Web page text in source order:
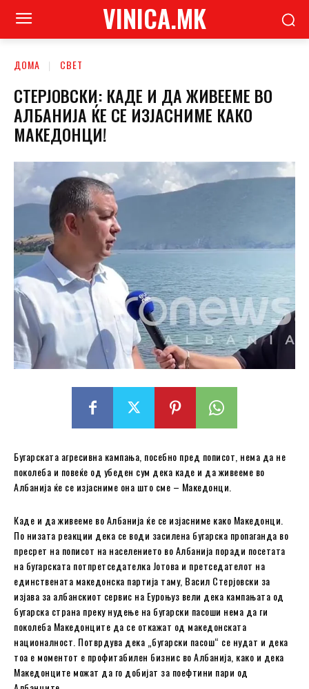
VINICA.MK
ДОМА СВЕТ
СТЕРЈОВСКИ: КАДЕ И ДА ЖИВЕЕМЕ ВО
АЛБАНИЈА ЌЕ СЕ ИЗЈАСНИМЕ КАКО
МАКЕДОНЦИ!
Бугарската агресивна кампања, посебно пред пописот, нема да не
поколеба и повеќе од убеден сум дека каде и да живееме во
Албанија ќе се изјасниме она што сме – Македонци.
Каде и да живееме во Албанија ќе се изјасниме како Македонци.
По низата реакции дека се води засилена бугарска пропаганда во
пресрет на пописот на населението во Албанија поради посетата
на бугарската потпретседателка Јотова и претседателот на
единствената македонска партија таму, Васил Стерјовски за
изјава за албанскиот сервис на Еуроњуз вели дека кампањата од
бугарска странa преку нудење на бугарски пасоши нема да ги
поколеба Македонците да се откажат од македонската
националност. Потврдува дека „бугарски пасош“ се нудат и дека
тоа е моментот е профитабилен бизнис во Албанија, како и дека
Македонците можат да го добијат за поефтини пари од